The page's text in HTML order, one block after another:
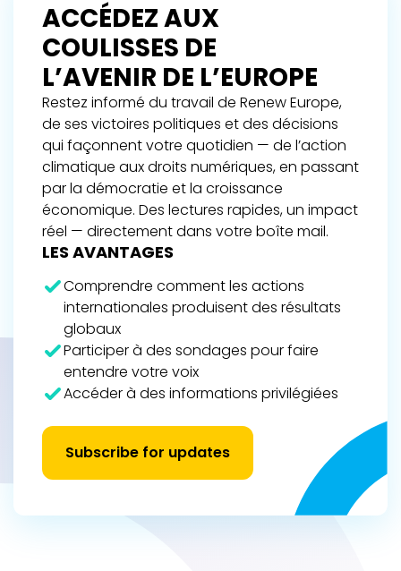
ACCÉDEZ AUX
COULISSES DE
L’AVENIR DE L’EUROPE
Restez informé du travail de Renew Europe,
de ses victoires politiques et des décisions
qui façonnent votre quotidien — de l’action
climatique aux droits numériques, en passant
par la démocratie et la croissance
économique. Des lectures rapides, un impact
réel — directement dans votre boîte mail.
LES AVANTAGES
Comprendre comment les actions
internationales produisent des résultats
globaux
Participer à des sondages pour faire
entendre votre voix
Accéder à des informations privilégiées
Subscribe for updates